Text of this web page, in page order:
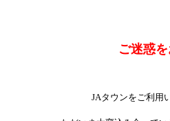
ご迷惑
JAタウンをご利用